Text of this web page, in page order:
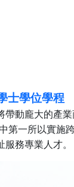
士學位學程
帶動龐大的產
第一所以實施
務專業人才。